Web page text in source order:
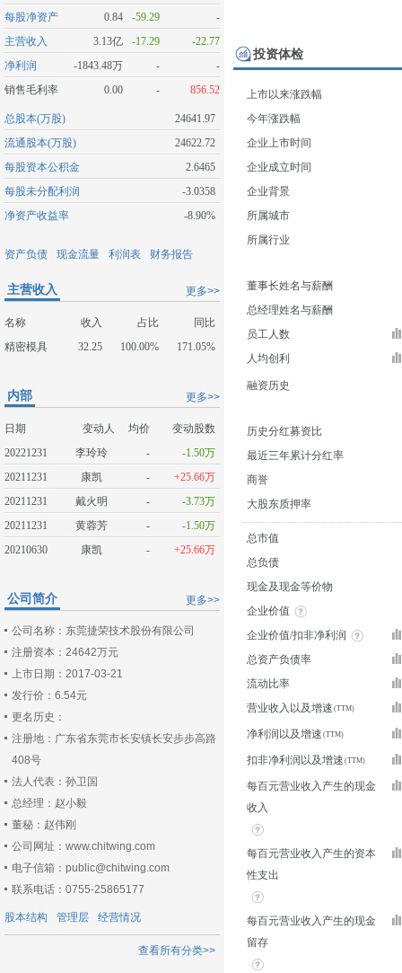
每股净资产
0.84 -59.29
-
主营收入
3.13亿 -17.29
-22.77
净利润
-1843.48万 -
-
销售毛利率
0.00 - 856.52
总股本(万股)
24641.97
流通股本(万股)
24622.72
每股资本公积金
2.6465
每股未分配利润
-3.0358
净资产收益率
-8.90%
资产负债 现金流量 利润表 财务报告
更多>>
主营收入
名称 收入 占比
同比
精密模具
32.25 100.00% 171.05%
更多>>
内部
日期 变动人 均价
变动股数
20221231
李玲玲 -
-1.50万
20211231
康凯 -
+25.66万
20211231
戴火明 -
-3.73万
20211231
黄蓉芳 -
-1.50万
20210630
康凯 - +25.66万
更多>>
公司简介
公司名称：东莞捷荣技术股份有限公司
注册资本：24642万元
上市日期：2017-03-21
发行价：6.54元
更名历史：
注册地：广东省东莞市长安镇长安步步高路
408号
法人代表：孙卫国
总经理：赵小毅
董秘：赵伟刚
公司网址：www.chitwing.com
电子信箱：public@chitwing.com
联系电话：0755-25865177
股本结构 管理层 经营情况
查看所有分类>>
投资体检
上市以来涨跌幅
今年涨跌幅
企业上市时间
企业成立时间
企业背景
所属城市
所属行业
董事长姓名与薪酬
总经理姓名与薪酬
员工人数
人均创利
融资历史
历史分红募资比
最近三年累计分红率
商誉
大股东质押率
总市值
总负债
现金及现金等价物
企业价值
企业价值/扣非净利润
总资产负债率
流动比率
营业收入以及增速
净利润以及增速
扣非净利润以及增速
每百元营业收入产生的现金
收入
每百元营业收入产生的资本
性支出
每百元营业收入产生的现金
留存